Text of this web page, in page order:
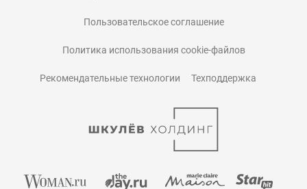
Пользовательское соглашение
Политика использования cookie-файлов
Рекомендательные технологии Техподдержка